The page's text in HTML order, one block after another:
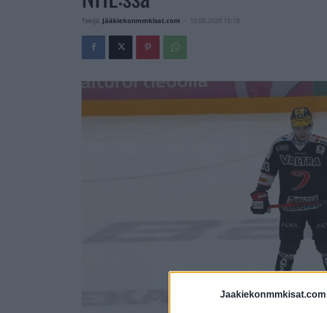
Jaakiekonmmkisat.com
Tekijä Jääkiekonmmkisat.com - 10.06.2020 15:18